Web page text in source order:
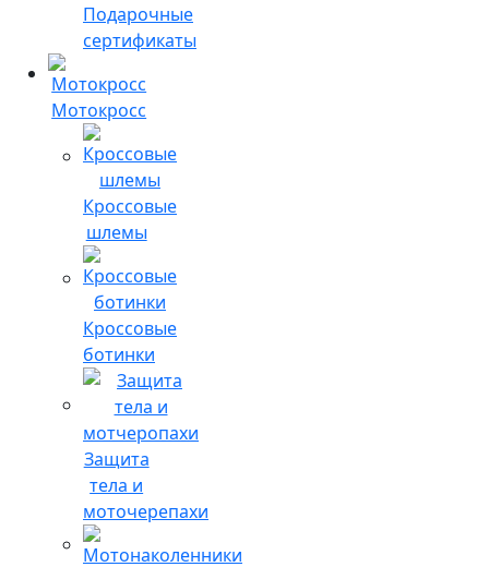
Подарочные
сертификаты
Мотокросс
Кроссовые
шлемы
Кроссовые
ботинки
Защита
тела и
моточерепахи